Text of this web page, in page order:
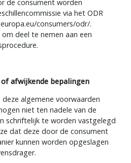
de consument worden
via het ODR
consumers/odr/.
deel te nemen aan een
afwijkende bepalingen
deze algemene voorwaarden
niet ten nadele van de
schriftelijk te worden vastgelegd
dat deze door de consument
kunnen worden opgeslagen